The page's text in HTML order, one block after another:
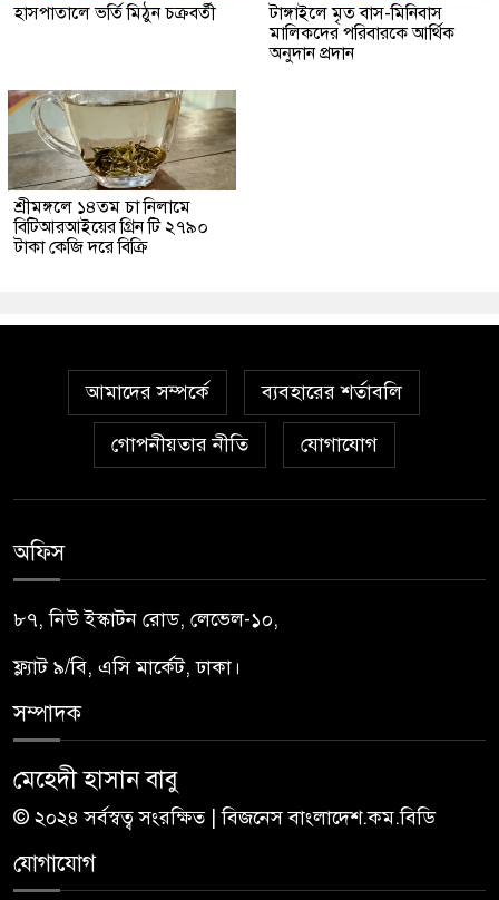
হাসপাতালে ভর্তি মিঠুন চক্রবর্তী
টাঙ্গাইলে মৃত বাস-মিনিবাস
মালিকদের পরিবারকে আর্থিক
অনুদান প্রদান
শ্রীমঙ্গলে ১৪তম চা নিলামে
বিটিআরআইয়ের গ্রিন টি ২৭৯০
টাকা কেজি দরে বিক্রি
আমাদের সম্পর্কে ব্যবহারের শর্তাবলি
গোপনীয়তার নীতি যোগাযোগ
অফিস
৮৭, নিউ ইস্কাটন রোড, লেভেল-১০,
ফ্ল্যাট ৯/বি, এসি মার্কেট, ঢাকা।
সম্পাদক
মেহেদী হাসান বাবু
© ২০২৪ সর্বস্বত্ব সংরক্ষিত | বিজনেস বাংলাদেশ.কম.বিডি
যোগাযোগ